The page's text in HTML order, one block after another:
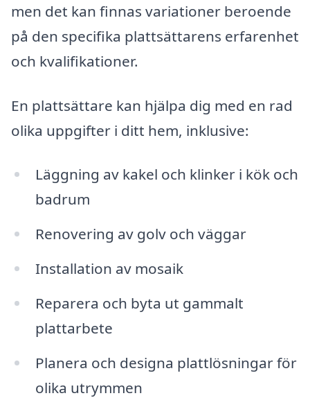
men det kan finnas variationer beroende
på den specifika plattsättarens erfarenhet
och kvalifikationer.
En plattsättare kan hjälpa dig med en rad
olika uppgifter i ditt hem, inklusive:
Läggning av kakel och klinker i kök och
badrum
Renovering av golv och väggar
Installation av mosaik
Reparera och byta ut gammalt
plattarbete
Planera och designa plattlösningar för
olika utrymmen